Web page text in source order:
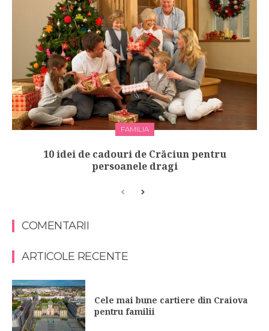
FAMILIA
10 idei de cadouri de Crăciun pentru
persoanele dragi
COMENTARII
ARTICOLE RECENTE
Cele mai bune cartiere din Craiova
pentru familii